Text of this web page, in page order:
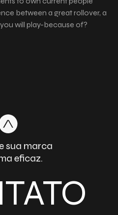
between a great rollover, a
will play-because of?
sua marca
eficaz.